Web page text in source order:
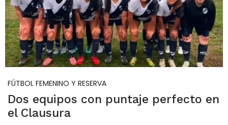
FÚTBOL FEMENINO Y RESERVA
Dos equipos con puntaje perfecto en
el Clausura